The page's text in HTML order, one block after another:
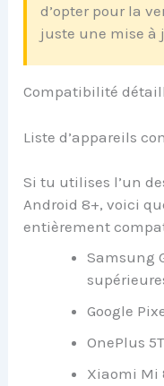
d’opter pour la
juste une mise à
Compatibilité
Liste d’appareils
Si tu utilises l’un
Android 8+, voici
entièrement
Samsung
Google
OnePlus
Xiaomi Mi